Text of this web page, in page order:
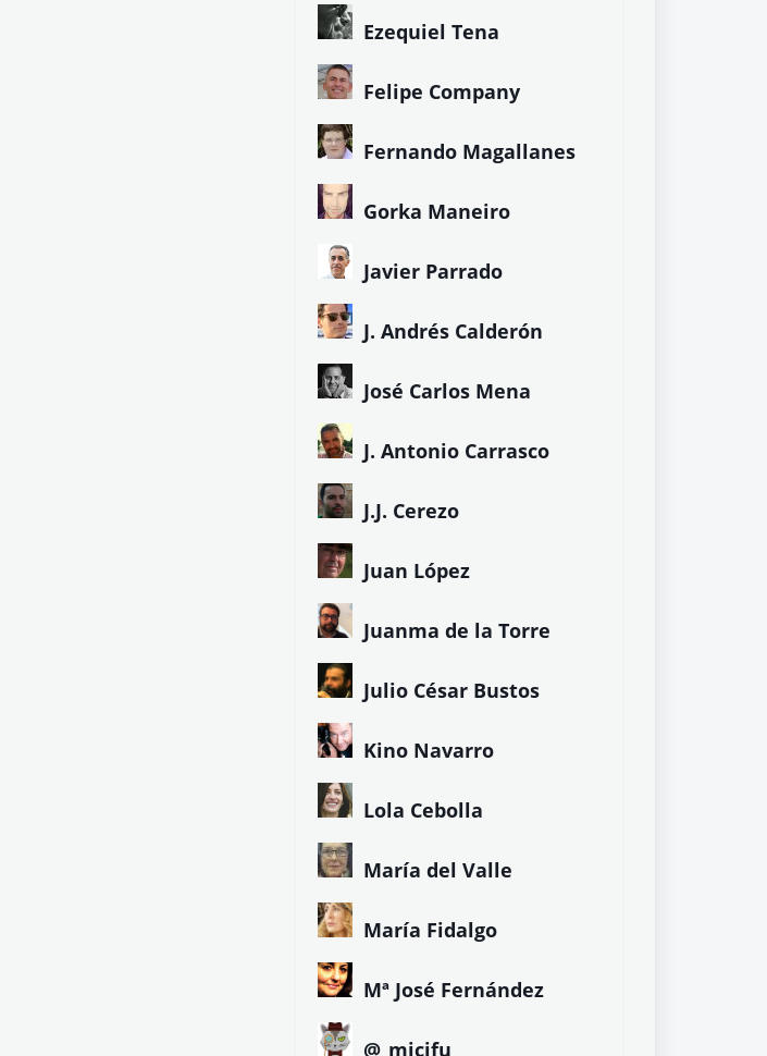
Ezequiel Tena
Felipe Company
Fernando Magallanes
Gorka Maneiro
Javier Parrado
J. Andrés Calderón
José Carlos Mena
J. Antonio Carrasco
J.J. Cerezo
Juan López
Juanma de la Torre
Julio César Bustos
Kino Navarro
Lola Cebolla
María del Valle
María Fidalgo
Mª José Fernández
@_micifu_